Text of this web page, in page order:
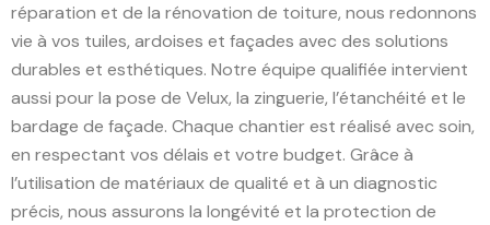
réparation et de la rénovation de toiture, nous redonnons
vie à vos tuiles, ardoises et façades avec des solutions
durables et esthétiques. Notre équipe qualifiée intervient
aussi pour la pose de Velux, la zinguerie, l’étanchéité et le
bardage de façade. Chaque chantier est réalisé avec soin,
en respectant vos délais et votre budget. Grâce à
l’utilisation de matériaux de qualité et à un diagnostic
précis, nous assurons la longévité et la protection de